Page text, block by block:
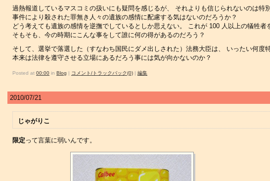
過熱報道しているマスコミの扱いにも疑問を感じるが、 それよりも信じられないのは特
事件により殺された罪無き人々の遺族の感情に配慮する気はないのだろうか？
どう考えても遺族の感情を逆撫でしているとしか思えない。 これが 100 人以上の犠牲
そもそも、今の時期にこんな事をして誰に何の得があるのだろう？
そして、選挙で落選した（すなわち国民にダメ出しされた）法務大臣は、 いったい何度
本来は法律を遵守させる立場にあるだろう事には気が向かないのか？
Posted at 00:00 in Blog | コメント/トラックバック(0) | 編集
2010/07/21
じゃがりこ
限定 って言葉に弱いんです。